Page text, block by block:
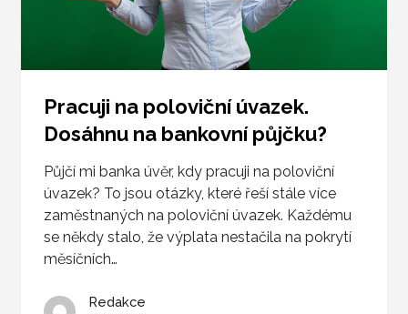
Pracuji na poloviční úvazek.
Dosáhnu na bankovní půjčku?
Půjčí mi banka úvěr, kdy pracuji na poloviční
úvazek? To jsou otázky, které řeší stále více
zaměstnaných na poloviční úvazek. Každému
se někdy stalo, že výplata nestačila na pokrytí
měsíčních…
Redakce